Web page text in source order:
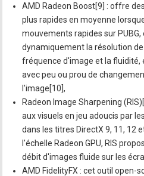
AMD Radeon Boost[9] : offre
plus rapides en moyenne
mouvements rapides sur
dynamiquement la résolution
fréquence d'image et la fluidité,
avec peu ou prou de
l'image[10],
Radeon Image Sharpening
aux visuels en jeu adoucis par
dans les titres DirectX 9, 11, 12
l'échelle Radeon GPU, RIS
débit d'images fluide sur les
AMD FidelityFX : cet outil open-